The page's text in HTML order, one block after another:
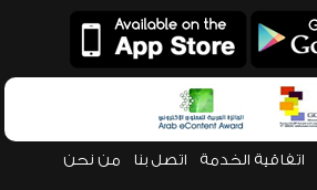
اتفاقية الخدمة اتصل بنا من نحن